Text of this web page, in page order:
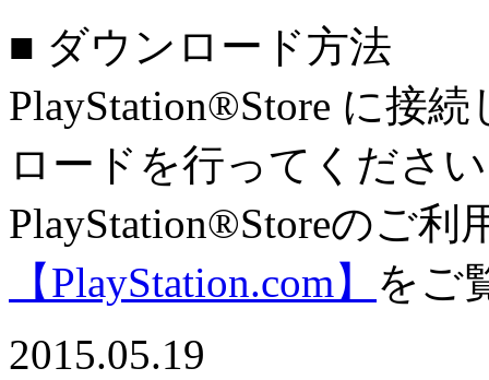
■ ダウンロード方法
PlayStation®Store に接
ロードを行ってくださ
PlayStation®Storeのご利
【PlayStation.com】 をご
2015.05.19